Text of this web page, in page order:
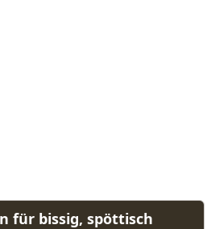
für bissig, spöttisch